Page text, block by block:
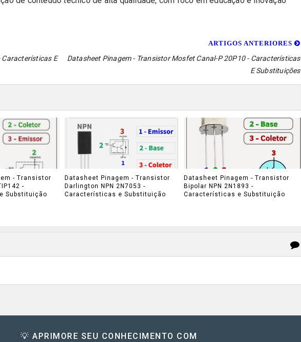
Características E
ARTIGOS ANTERIORES
Datasheet Pinagem - Transistor Mosfet Canal-P 20P10 - Características
E Substituições
- Transistor
-
Substituição
Datasheet Pinagem - Transistor
Darlington NPN 2N7053 -
Características e Substituição
Datasheet Pinagem - Transistor
Bipolar NPN 2N1893 -
Características e Substituição
💡 APRIMORE SEU CONHECIMENTO COM